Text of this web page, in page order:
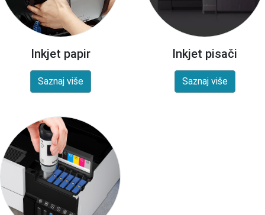
Inkjet papir
Saznaj više
Inkjet pisači
Saznaj više